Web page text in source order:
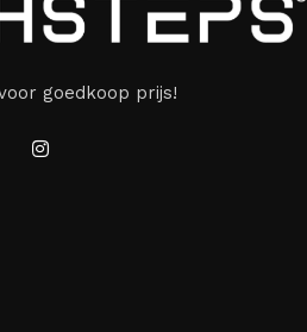
goedkoop prijs!